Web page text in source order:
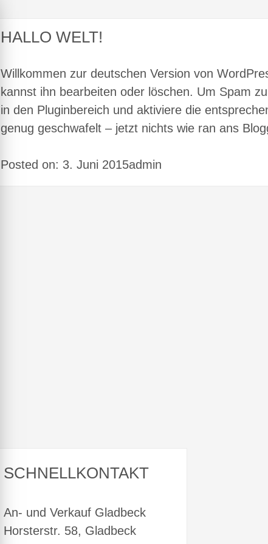
HALLO WELT!
Willkommen zur deutschen Version von
kannst ihn bearbeiten oder löschen. Um Spam
in den Pluginbereich und aktiviere die
genug geschwafelt – jetzt nichts wie ran ans
Posted on: 3. Juni 2015admin
SCHNELLKONTAKT
An- und Verkauf Gladbeck
Horsterstr. 58, Gladbeck